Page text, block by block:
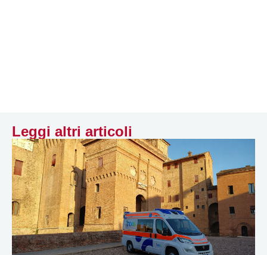
Leggi altri articoli